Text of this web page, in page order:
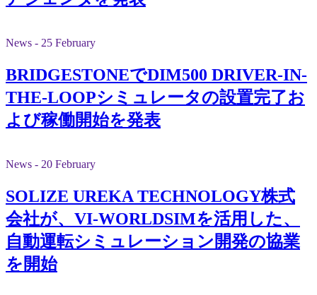
News - 25 February
BRIDGESTONEでDIM500 DRIVER-IN-
THE-LOOPシミュレータの設置完了お
よび稼働開始を発表
News - 20 February
SOLIZE UREKA TECHNOLOGY株式
会社が、VI-WORLDSIMを活用した、
自動運転シミュレーション開発の協業
を開始